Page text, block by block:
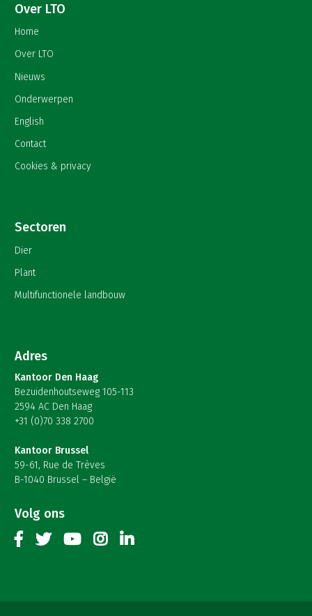
Over LTO
Home
Over LTO
Nieuws
Onderwerpen
English
Contact
Cookies & privacy
Sectoren
Dier
Plant
Multifunctionele landbouw
Adres
Kantoor Den Haag
Bezuidenhoutseweg 105-113
2594 AC Den Haag
+31 (0)70 338 2700
Kantoor Brussel
59-61, Rue de Trèves
B-1040 Brussel – België
Volg ons